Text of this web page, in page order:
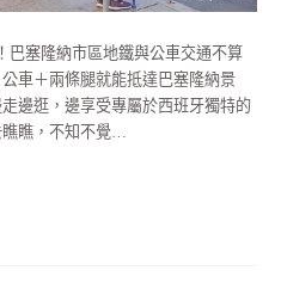
巴塞隆納市區地鐵與公車交通不算
車＋兩條腿就能抵達巴塞隆納景
邊逛，邊享受專屬於西班牙獨特的
瞧，不知不覺…